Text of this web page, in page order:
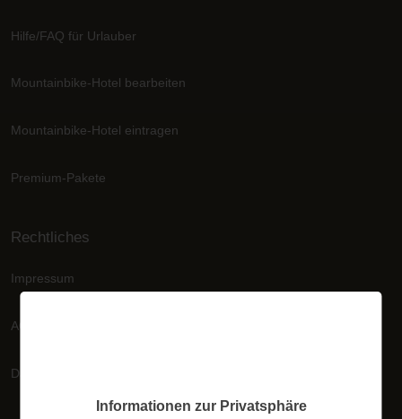
Hilfe/FAQ für Urlauber
Mountainbike-Hotel bearbeiten
Mountainbike-Hotel eintragen
Premium-Pakete
Rechtliches
Impressum
AGB
Datenschutzerklärung
Informationen zur Privatsphäre